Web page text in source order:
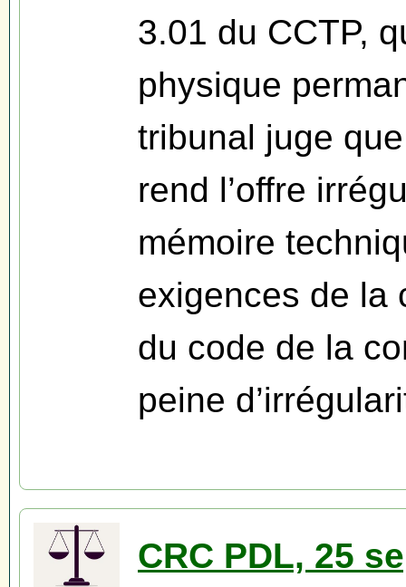
3.01 du CCTP,
physique
tribunal juge
rend l’offre
mémoire
exigences de la
du code de la
peine
CRC PDL, 25